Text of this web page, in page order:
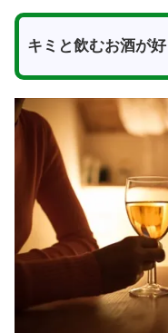
キミと飲むお酒が好